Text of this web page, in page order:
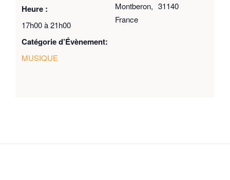
Heure :
17h00 à 21h00
Catégorie d’Évènement:
MUSIQUE
Montberon, 31140
France